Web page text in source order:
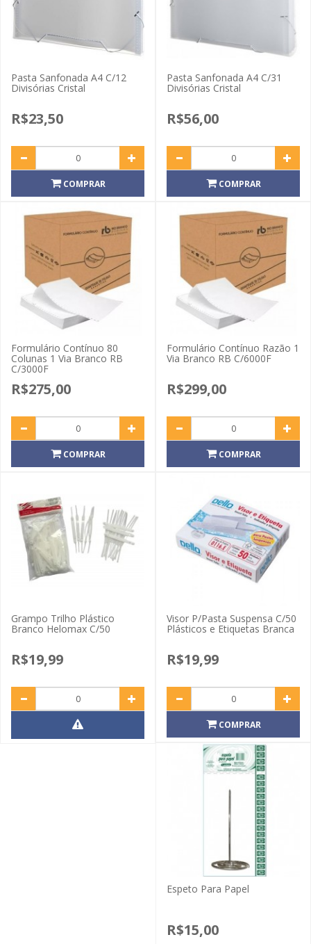
Pasta Sanfonada A4 C/12
Divisórias Cristal
R$23,50
COMPRAR
Pasta Sanfonada A4 C/31
Divisórias Cristal
R$56,00
COMPRAR
Formulário Contínuo 80
Colunas 1 Via Branco RB
C/3000F
R$275,00
COMPRAR
Formulário Contínuo Razão 1
Via Branco RB C/6000F
R$299,00
COMPRAR
Grampo Trilho Plástico
Branco Helomax C/50
R$19,99
Visor P/Pasta Suspensa C/50
Plásticos e Etiquetas Branca
R$19,99
COMPRAR
Espeto Para Papel
R$15,00